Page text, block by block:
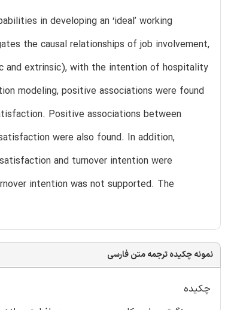
in developing an ‘ideal’ working
the causal relationships of job involvement,
and extrinsic), with the intention of hospitality
modeling, positive associations were found
Positive associations between
were also found. In addition,
and turnover intention were
intention was not supported. The
نمونه چکیده ترجمه متن فارسی
چکیده